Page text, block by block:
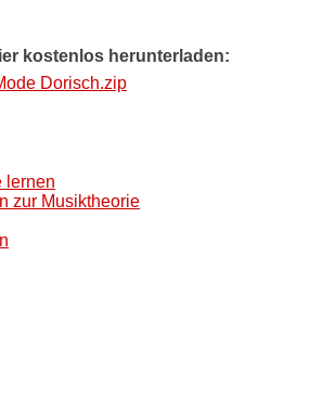
kostenlos herunterladen:
Dorisch.zip
lernen
zur Musiktheorie